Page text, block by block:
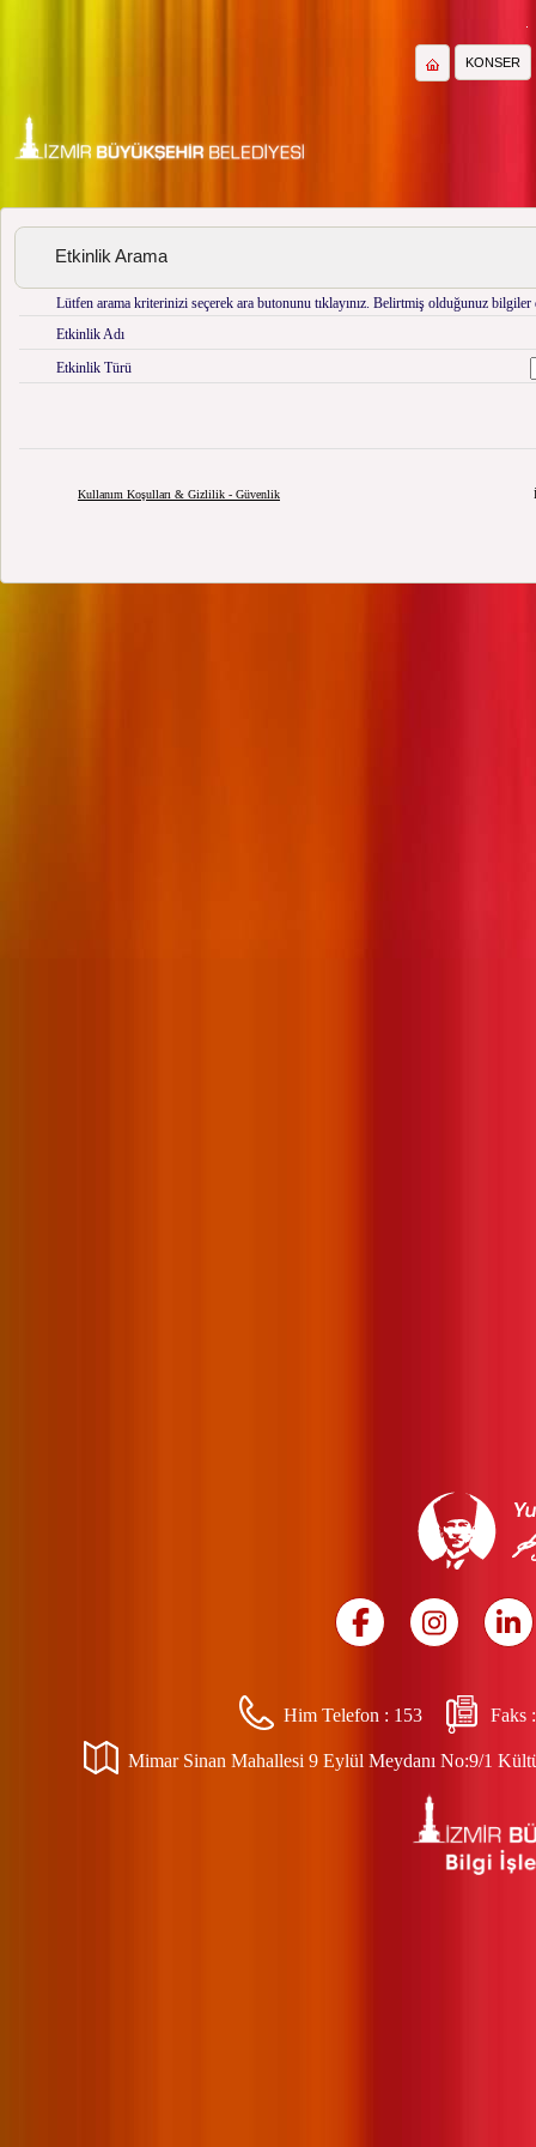
KONSER
Etkinlik Arama
Lütfen arama kriterinizi seçerek ara butonunu tıklayınız. Belirtmiş olduğunuz
Etkinlik Adı
Etkinlik Türü
Kullanım Koşulları & Gizlilik - Güvenlik
Him Telefon : 153 Faks
Mimar Sinan Mahallesi 9 Eylül Meydanı No:9/1